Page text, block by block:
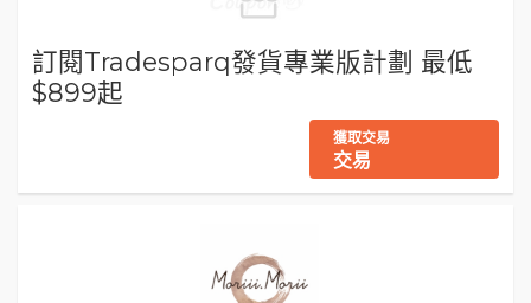
訂閱Tradesparq發貨專業版計劃 最低
$899起
獲取交易
交易